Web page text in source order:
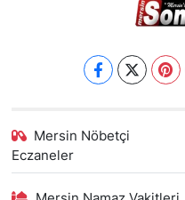
Mersin Nöbetçi
Eczaneler